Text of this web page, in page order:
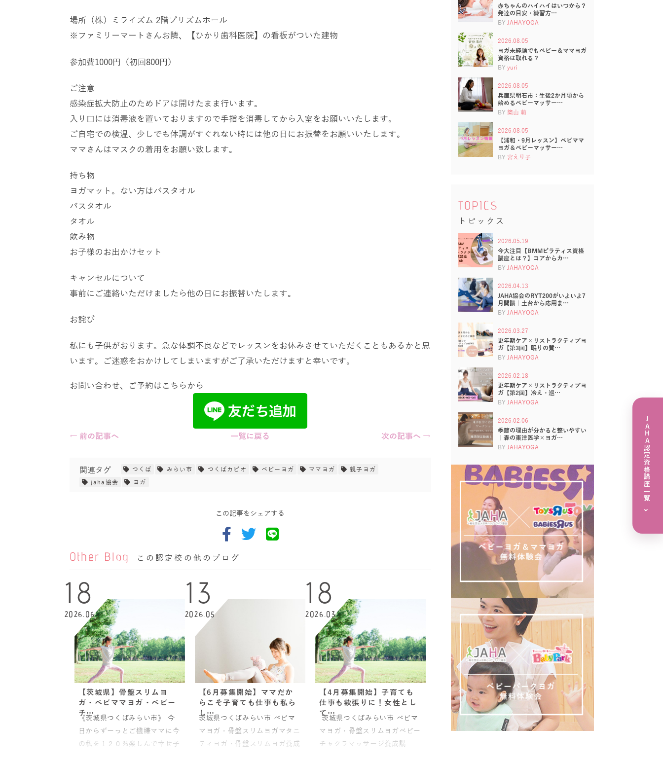
場所（株）ミライズム 2階プリズムホール
※ ファミリーマートさんお隣、【ひかり歯科医院】の看板がついた建物
参加費1000円（初回800円）
ご注意
感染症拡大防止のためドアは開けたまま行います。
入り口には消毒液を置いておりますので手指を消毒してから入室をお願いいたします。
ご自宅での検温、少しでも体調がすぐれない時には他の日にお振替をお願いいたします。
ママさんはマスクの着用をお願い致します。
持ち物
ヨガマット。ない方はバスタオル
バスタオル
タオル
飲み物
お子様のお出かけセット
キャンセルについて
事前にご連絡いただけましたら他の日にお振替いたします。
お詫び
私にも子供がおります。急な体調不良などでレッスンをお休みさせていただくこともあるかと思
います。ご迷惑をおかけしてしまいますがご了承いただけますと幸いです。
お問い合わせ、ご予約はこちらから
← 前の記事へ 一覧に戻る 次の記事へ →
関連タグ つくば みらい市 つくばカピオ ベビーヨガ ママヨガ
親子ヨガ
jaha協会
ヨガ
この記事をシェアする
Other Blog この認定校の他のブログ
18
2026.06
【茨城県】骨盤スリムヨ
ガ・ベビママヨガ・ベビー
チ…
《茨城県つくばみらい市》 今
日からずーっとご機嫌ママに今
の私を１２０％楽しんで幸せ子
13
2026.05
【6月募集開始】ママだか
らこそ子育ても仕事も私ら
し…
茨城県つくばみらい市 ベビマ
マヨガ・骨盤スリムヨガマタニ
ティヨガ・骨盤スリムヨガ養成
18
2026.03
【4月募集開始】子育ても
仕事も欲張りに！女性とし
て…
茨城県つくばみらい市 ベビマ
マヨガ・骨盤スリムヨガベビー
チャクラマッサージ養成講
赤ちゃんのハイハイはいつから？
発達の目安・練習方…
BY JAHAYOGA
2026.08.05
ヨガ未経験でもベビー＆ママヨガ
資格は取れる？
BY yuri
2026.08.05
兵庫県明石市：生後2か月頃から
始めるベビーマッサー…
BY 築山 萌
2026.08.05
【浦和・9月レッスン】ベビママ
ヨガ＆ベビーマッサー…
BY 宮えり子
TOPICS
トピックス
2026.05.19
今大注目【BMMピラティス資格
講座とは？】コアからカ…
BY JAHAYOGA
2026.04.13
JAHA協会のRYT200がいよいよ7
月開講｜土台から応用ま…
BY JAHAYOGA
2026.03.27
更年期ケア×リストラクティブヨ
ガ【第3回】眠りの質…
BY JAHAYOGA
2026.02.18
更年期ケア×リストラクティブヨ
ガ【第2回】冷え・巡…
BY JAHAYOGA
2026.02.06
季節の理由が分かると整いやすい
｜春の東洋医学×ヨガ…
BY JAHAYOGA JAHA認定資格講座一覧
›